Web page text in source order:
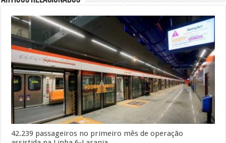
42.239 passageiros no primeiro mês de operação